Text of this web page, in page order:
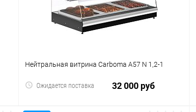
Нейтральная витрина Carboma A57 N 1,2-1
Ожидается поставка 32 000 руб